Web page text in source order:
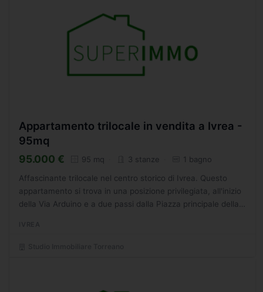
Appartamento trilocale in vendita a Ivrea -
95mq
95.000 € 95 mq 3 stanze 1 bagno
Affascinante trilocale nel centro storico di Ivrea. Questo
appartamento si trova in una posizione privilegiata, all'inizio
della Via Arduino e a due passi dalla Piazza principale della